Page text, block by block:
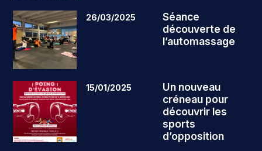
26/03/2025
Séance
découverte de
l’automassage
15/01/2025
Un nouveau
créneau pour
découvrir les
sports
d’opposition